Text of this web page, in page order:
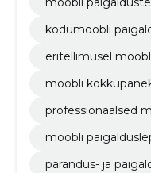
kodumööbli
eritellimusel
mööbli
professionaalsed
mööbli
parandus- ja